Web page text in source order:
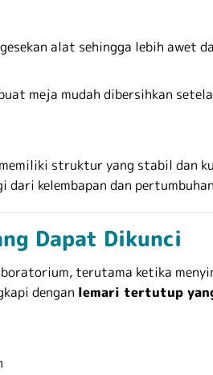
alat sehingga lebih awet
meja mudah dibersihkan
struktur yang stabil dan
kelembapan dan
Dapat Dikunci
terutama ketika
dengan lemari tertutup